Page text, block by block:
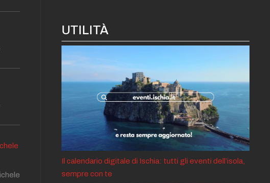
UTILITÀ
Il calendario digitale di Ischia: tutti gli eventi dell’isola,
sempre con te